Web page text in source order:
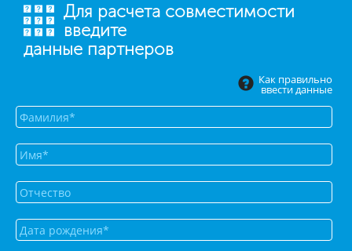
Для расчета совместимости
введите
данные партнеров
Как правильно
ввести данные